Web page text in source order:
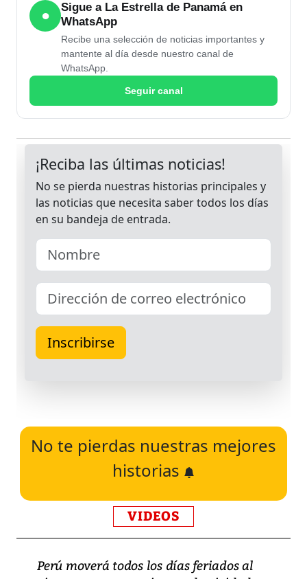
●
Sigue a La Estrella de Panamá en
WhatsApp
Recibe una selección de noticias importantes y
mantente al día desde nuestro canal de
WhatsApp.
Seguir canal
No te pierdas nuestras mejores
historias
VIDEOS
Perú moverá todos los días feriados al